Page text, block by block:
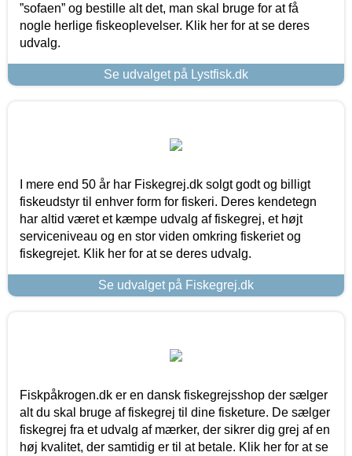
”sofaen” og bestille alt det, man skal bruge for at få
nogle herlige fiskeoplevelser. Klik her for at se deres
udvalg.
Se udvalget på Lystfisk.dk
I mere end 50 år har Fiskegrej.dk solgt godt og billigt
fiskeudstyr til enhver form for fiskeri. Deres kendetegn
har altid været et kæmpe udvalg af fiskegrej, et højt
serviceniveau og en stor viden omkring fiskeriet og
fiskegrejet. Klik her for at se deres udvalg.
Se udvalget på Fiskegrej.dk
Fiskpåkrogen.dk er en dansk fiskegrejsshop der sælger
alt du skal bruge af fiskegrej til dine fisketure. De sælger
fiskegrej fra et udvalg af mærker, der sikrer dig grej af en
høj kvalitet, der samtidig er til at betale. Klik her for at se